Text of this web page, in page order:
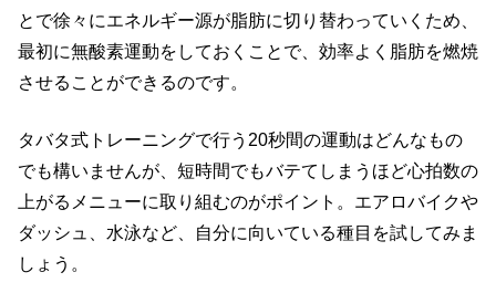
とで徐々にエネルギー源が脂肪に切り替わっていくため、
最初に無酸素運動をしておくことで、効率よく脂肪を燃焼
させることができるのです。
タバタ式トレーニングで行う 20秒間の運動はどんなもの
でも構いませんが、短時間でもバテてしまうほど心拍数の
上がるメニューに取り組むのがポイント。エアロバイクや
ダッシュ、水泳など、自分に向いている種目を試してみま
しょう。